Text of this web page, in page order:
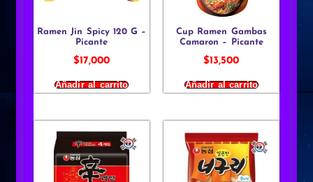
Ramen Jin Spicy 120 G –
Picante
$17,000
Añadir al carrito
Cup Ramen Gambas
Camaron – Picante
$13,500
Añadir al carrito